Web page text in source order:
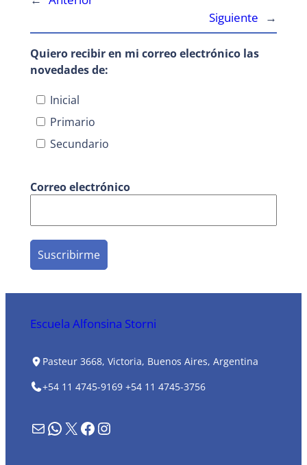
Siguiente
→
Quiero recibir en mi correo electrónico las
novedades de:
Inicial
Primario
Secundario
Correo electrónico
Escuela Alfonsina Storni
Pasteur 3668, Victoria, Buenos Aires, Argentina
+54 11 4745-9169 +54 11 4745-3756
Formulario de contacto WhatsApp X Facebook Instagram